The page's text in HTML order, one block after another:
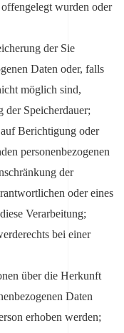
wurden oder
der Sie
Daten oder, falls
möglich sind,
Speicherdauer;
Berichtigung oder
personenbezogenen
der
oder eines
Verarbeitung;
bei einer
über die Herkunft
Daten
erhoben werden;